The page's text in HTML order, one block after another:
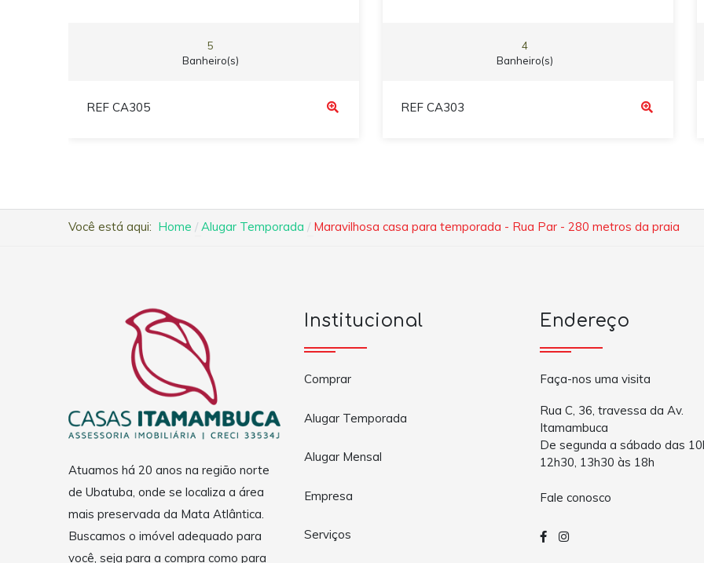
5
Banheiro(s)
REF CA305
4
Banheiro(s)
REF CA303
Você está aqui: Home Alugar Temporada Maravilhosa casa para temporada - Rua Par - 280 metros da praia
Atuamos há 20 anos na região norte
de Ubatuba, onde se localiza a área
mais preservada da Mata Atlântica.
Buscamos o imóvel adequado para
você, seja para a compra como para
Institucional
Comprar
Alugar Temporada
Alugar Mensal
Empresa
Serviços
Endereço
Faça-nos uma visita
Rua C, 36, travessa da Av.
Itamambuca
De segunda a sábado das
12h30, 13h30 às 18h
Fale conosco